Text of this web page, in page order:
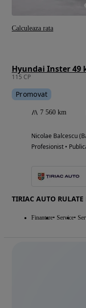
Hyundai Inster 49
115 CP
Promovat
7 560 km
Nicolae Balcescu
Profesionist •
TIRIAC AUTO RULATE
Finantare Service
Calculeaza rata